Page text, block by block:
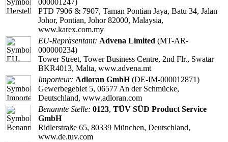
000001247)
PTD 7906 & 7907, Taman Pontian Jaya, Batu 34, Jalan
Johor, Pontian, Johor 82000, Malaysia,
www.karex.com.my
EU-Repräsentant: Advena Limited (MT-AR-
000000234)
Tower Street, Tower Business Centre, 2nd Flr., Swatar
BKR4013, Malta, www.advena.mt
Importeur: Adloran GmbH(DE-IM-000012871)
Gewerbegebiet 5, 06577 An der Schmücke,
Deutschland, www.adloran.com
Benannte Stelle: 0123, TÜV SÜD Product Service
GmbH
Ridlerstraße 65, 80339 München, Deutschland,
www.de.tuv.com